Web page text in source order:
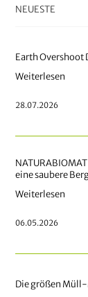
NEUESTE
Earth Overshoot
Weiterlesen
28.07.2026
eine saubere
Weiterlesen
06.05.2026
Die größen